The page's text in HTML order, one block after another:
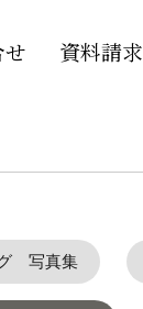
資料請求
写真集